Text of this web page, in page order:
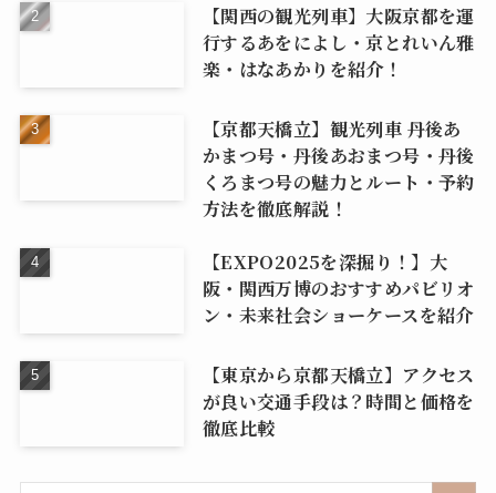
【関西の観光列車】大阪京都を運
行するあをによし・京とれいん雅
楽・はなあかりを紹介！
【京都天橋立】観光列車 丹後あ
かまつ号・丹後あおまつ号・丹後
くろまつ号の魅力とルート・予約
方法を徹底解説！
【EXPO2025を深掘り！】大
阪・関西万博のおすすめパビリオ
ン・未来社会ショーケースを紹介
【東京から京都天橋立】アクセス
が良い交通手段は？時間と価格を
徹底比較